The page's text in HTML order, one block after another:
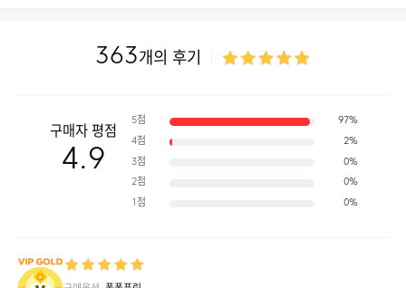
01. 귀여운 디자인
귀여운 매력에 퐁당♥
363개의 후기
구매자 평점
4.9
5점 97%
4점 2%
3점 0%
2점 0%
1점 0%